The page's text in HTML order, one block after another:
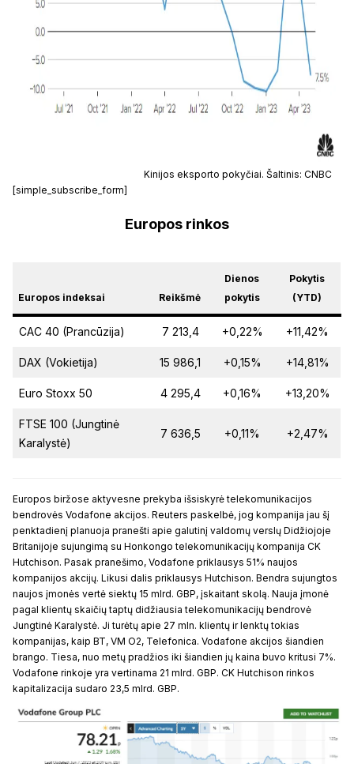
Kinijos eksporto pokyčiai. Šaltinis: CNBC
[simple_subscribe_form]
Europos rinkos
Europos indeksai Reikšmė
Dienos
pokytis
Pokytis
(YTD)
CAC 40 (Prancūzija) 7 213,4 +0,22% +11,42%
DAX (Vokietija) 15 986,1 +0,15% +14,81%
Euro Stoxx 50 4 295,4 +0,16% +13,20%
FTSE 100 (Jungtinė
Karalystė)
7 636,5 +0,11% +2,47%
Europos biržose aktyvesne prekyba išsiskyrė telekomunikacijos
bendrovės Vodafone akcijos. Reuters paskelbė, jog kompanija jau šį
penktadienį planuoja pranešti apie galutinį valdomų verslų Didžiojoje
Britanijoje sujungimą su Honkongo telekomunikacijų kompanija CK
Hutchison. Pasak pranešimo, Vodafone priklausys 51% naujos
kompanijos akcijų. Likusi dalis priklausys Hutchison. Bendra sujungtos
naujos įmonės vertė siektų 15 mlrd. GBP, įskaitant skolą. Nauja įmonė
pagal klientų skaičių taptų didžiausia telekomunikacijų bendrovė
Jungtinė Karalystė. Ji turėtų apie 27 mln. klientų ir lenktų tokias
kompanijas, kaip BT, VM O2, Telefonica. Vodafone akcijos šiandien
brango. Tiesa, nuo metų pradžios iki šiandien jų kaina buvo kritusi 7%.
Vodafone rinkoje yra vertinama 21 mlrd. GBP. CK Hutchison rinkos
kapitalizacija sudaro 23,5 mlrd. GBP.